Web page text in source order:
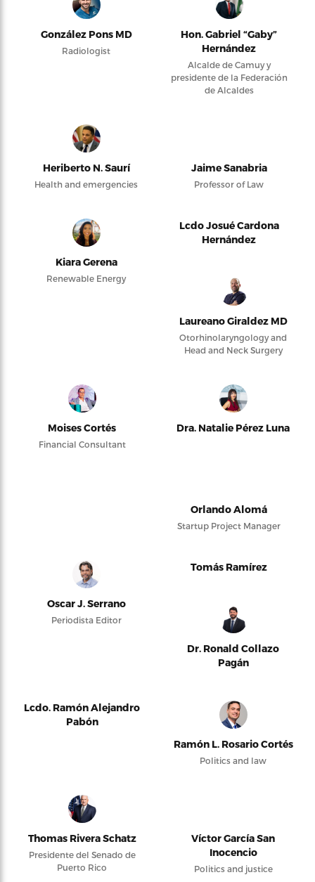
González Pons MD
Radiologist
Hon. Gabriel “Gaby”
Hernández
Alcalde de Camuy y
presidente de la Federación
de Alcaldes
Heriberto N. Saurí
Health and emergencies
Jaime Sanabria
Professor of Law
Kiara Gerena
Renewable Energy
Lcdo Josué Cardona
Hernández
Laureano Giraldez MD
Otorhinolaryngology and
Head and Neck Surgery
Moises Cortés
Financial Consultant
Dra. Natalie Pérez Luna
Orlando Alomá
Startup Project Manager
Oscar J. Serrano
Periodista Editor
Tomás Ramírez
Dr. Ronald Collazo
Pagán
Lcdo. Ramón Alejandro
Pabón
Ramón L. Rosario Cortés
Politics and law
Thomas Rivera Schatz
Presidente del Senado de
Puerto Rico
Víctor García San
Inocencio
Politics and justice